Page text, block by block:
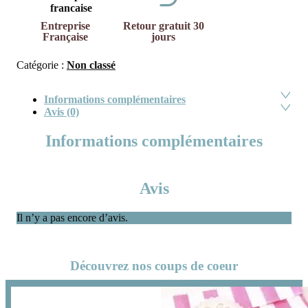
Entreprise
Française
Retour gratuit 30
jours
Catégorie : Non classé
Informations complémentaires
Avis (0)
Informations complémentaires
Avis
Il n’y a pas encore d’avis.
Découvrez nos coups de coeur